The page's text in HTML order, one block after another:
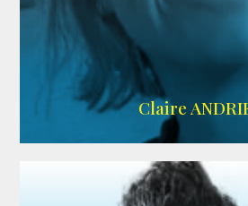
AGENCE ADÉQUAT
Claire